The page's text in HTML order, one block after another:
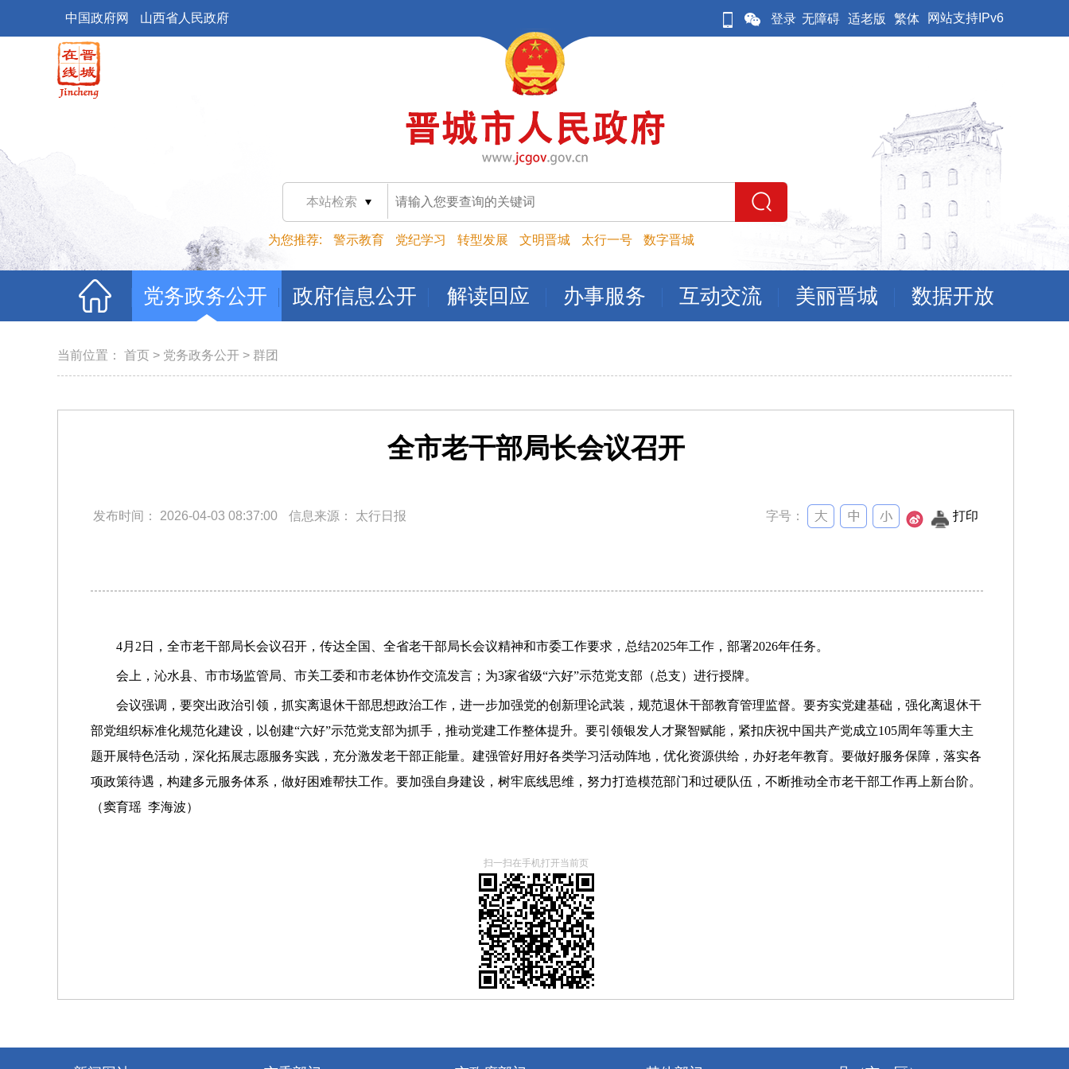
中国政府网 山西省人民政府 登录 无障碍 适老版 繁体 网站支持IPv6
本站检索
为您推荐: 警示教育 党纪学习 转型发展 文明晋城 太行一号 数字晋城
党务政务公开 政府信息公开 解读回应 办事服务 互动交流 美丽晋城 数据开放
当前位置： 首页 > 党务政务公开 > 群团
全市老干部局长会议召开
发布时间： 2026-04-03 08:37:00 信息来源： 太行日报 字号： 打印
4月2日，全市老干部局长会议召开，传达全国、全省老干部局长会议精神和市委工作要求，总结2025年工作，部署2026年任务。
会上，沁水县、市市场监管局、市关工委和市老体协作交流发言；为3家省级“六好”示范党支部（总支）进行授牌。
会议强调，要突出政治引领，抓实离退休干部思想政治工作，进一步加强党的创新理论武装，规范退休干部教育管理监督。要夯实党建基础，强化离退休干
部党组织标准化规范化建设，以创建“六好”示范党支部为抓手，推动党建工作整体提升。要引领银发人才聚智赋能，紧扣庆祝中国共产党成立105周年等重大主
题开展特色活动，深化拓展志愿服务实践，充分激发老干部正能量。建强管好用好各类学习活动阵地，优化资源供给，办好老年教育。要做好服务保障，落实各
项政策待遇，构建多元服务体系，做好困难帮扶工作。要加强自身建设，树牢底线思维，努力打造模范部门和过硬队伍，不断推动全市老干部工作再上新台阶。
（窦育瑶 李海波）
扫一扫在手机打开当前页